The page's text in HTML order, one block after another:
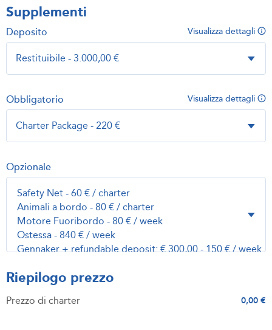
Supplementi
Visualizza dettagli
Deposito
Visualizza dettagli
Obbligatorio
Opzionale
Riepilogo prezzo
Prezzo di charter 0,00 €